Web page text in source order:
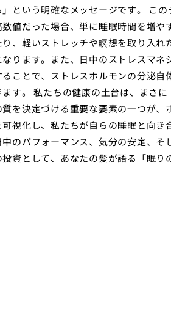
という明確なメッセージです。 こ
値だった場合、単に睡眠時間を増や
、軽いストレッチや瞑想を取り入
ります。また、日中のストレスマネ
ことで、ストレスホルモンの分泌
す。 私たちの健康の土台は、まさ
質を決定づける重要な要素の一つが
視化し、私たちが自らの睡眠と向き
のパフォーマンス、気分の安定、そ
資として、あなたの髪が語る「眠